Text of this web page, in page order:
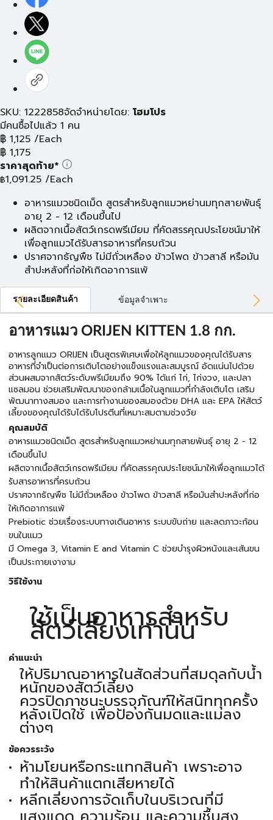
SKU: 1222858จัดจำหน่ายโดย: โฮมโปร
มีคนซื้อไปแล้ว 1 คน
฿ 1,125 /Each
฿ 1,175
ราคาสุดท้าย*
฿1,091.25 /Each
อาหารแมวชนิดเม็ด สูตรสำหรับลูกแมวหย่านมทุกสายพันธุ์
อายุ 2 - 12 เดือนขึ้นไป
ผลิตจากเนื้อสัตว์เกรดพรีเมียม ที่คัดสรรคุณประโยชน์มาให้
เพื่อลูกแมวได้รับสารอาหารที่ครบถ้วน
ปราศจากธัญพืช ไม่มีถั่วเหลือง ข้าวโพด ข้าวสาลี หรือมัน
สำปะหลังที่ก่อให้เกิดอาการแพ้
รายละเอียดสินค้า ข้อมูลจำเพาะ
อาหารแมว ORIJEN KITTEN 1.8 กก.
อาหารลูกแมว ORIJEN เป็นสูตรพิเศษเพื่อให้ลูกแมวของคุณได้รับสาร
อาหารที่จำเป็นต่อการเติบโตอย่างแข็งแรงและสมบูรณ์ อัดแน่นไปด้วย
ส่วนผสมจากสัตว์ระดับพรีเมียมถึง 90% ได้แก่ ไก่, ไก่งวง, และปลา
แซลมอน ช่วยเสริมพัฒนาของกล้ามเนื้อในลูกแมวที่กำลังเติบโต เสริม
พัฒนาทางสมอง และการทำงานของสมองด้วย DHA และ EPA ให้สัตว์
เลี้ยงของคุณได้รับได้รับโปรตีนที่เหมาะสมตามช่วงวัย
คุณสมบัติ
อาหารแมวชนิดเม็ด สูตรสำหรับลูกแมวหย่านมทุกสายพันธุ์ อายุ 2 - 12
เดือนขึ้นไป
ผลิตจากเนื้อสัตว์เกรดพรีเมียม ที่คัดสรรคุณประโยชน์มาให้เพื่อลูกแมวได้
รับสารอาหารที่ครบถ้วน
ปราศจากธัญพืช ไม่มีถั่วเหลือง ข้าวโพด ข้าวสาลี หรือมันสำปะหลังที่ก่อ
ให้เกิดอาการแพ้
Prebiotic ช่วยเรื่องระบบทางเดินอาหาร ระบบขับถ่าย และลดภาวะก้อน
ขนในแมว
มี Omega 3, Vitamin E and Vitamin C ช่วยบำรุงผิวหนังและเส้นขน
เป็นประกายเงางาม
วิธีใช้งาน
ใช้เป็นอาหารสำหรับ
สัตว์เลี้ยงเท่านั้น
คำแนะนำ
ให้ปริมาณอาหารในสัดส่วนที่สมดุลกับน้ำ
หนักของสัตว์เลี้ยง
ควรปิดภาชนะบรรจุภัณฑ์ให้สนิททุกครั้ง
หลังเปิดใช้ เพื่อป้องกันมดและแมลง
ต่างๆ
ข้อควรระวัง
ห้ามโยนหรือกระแทกสินค้า เพราะอาจ
ทำให้สินค้าแตกเสียหายได้
หลีกเลี่ยงการจัดเก็บในบริเวณที่มี